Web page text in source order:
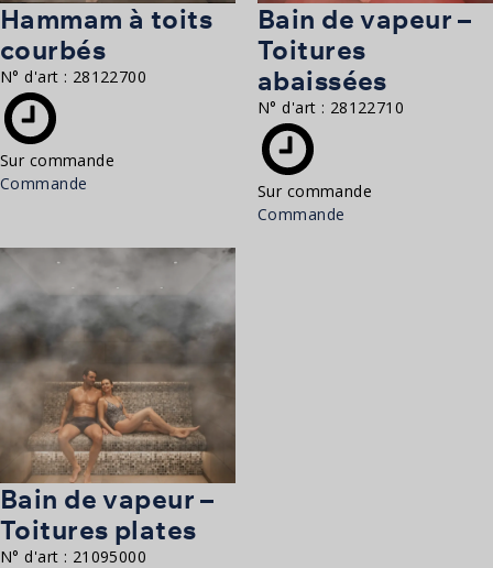
Hammam à toits
courbés
N° d'art : 28122700
Sur commande
Commande
Bain de vapeur –
Toitures
abaissées
N° d'art : 28122710
Sur commande
Commande
Bain de vapeur –
Toitures plates
N° d'art : 21095000